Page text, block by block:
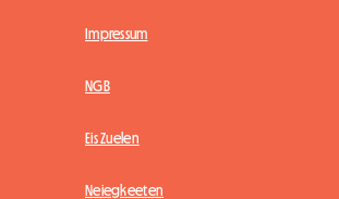
Impressum
NGB
Eis Zuelen
Neiegkeeten